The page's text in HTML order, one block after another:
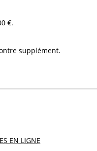
€
supplément
EN LIGNE